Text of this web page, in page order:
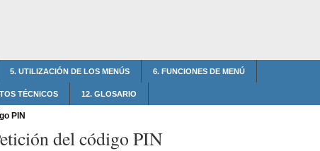
5. UTILIZACIÓN DE LOS MENÚS 6. FUNCIONES DE MENÚ
TÉCNICOS 12. GLOSARIO
PIN
del código PIN